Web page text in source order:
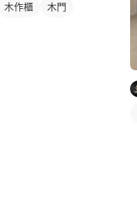
木作櫃
木門